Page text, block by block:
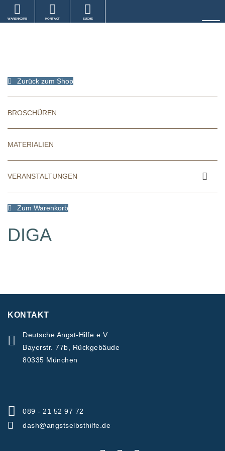
WARENKORB KONTAKT SUCHE
Zurück zum Shop
BROSCHÜREN
MATERIALIEN
VERANSTALTUNGEN
Zum Warenkorb
DIGA
KONTAKT
Deutsche Angst-Hilfe e.V.
Bayerstr. 77b, Rückgebäude
80335 München
089 - 21 52 97 72
dash@angstselbsthilfe.de